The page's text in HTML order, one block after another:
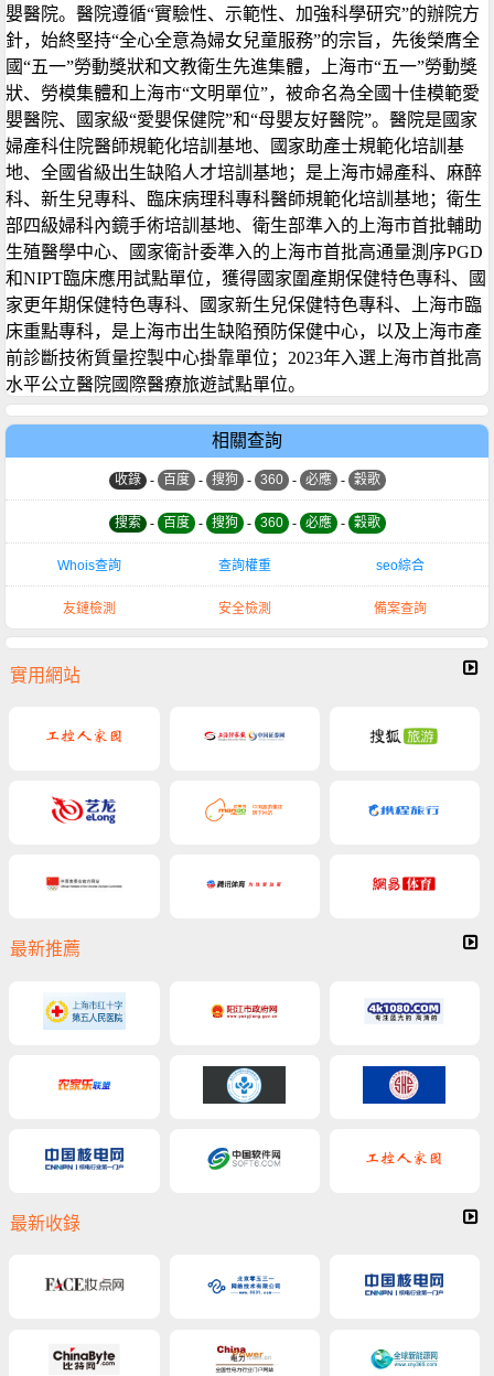
嬰醫院。醫院遵循“實驗性、示範性、加強科學研究”的辦院方
針，始終堅持“全心全意為婦女兒童服務”的宗旨，先後榮膺全
國“五一”勞動獎狀和文教衛生先進集體，上海市“五一”勞動獎
狀、勞模集體和上海市“文明單位”，被命名為全國十佳模範愛
嬰醫院、國家級“愛嬰保健院”和“母嬰友好醫院”。醫院是國家
婦產科住院醫師規範化培訓基地、國家助產士規範化培訓基
地、全國省級出生缺陷人才培訓基地；是上海市婦產科、麻醉
科、新生兒專科、臨床病理科專科醫師規範化培訓基地；衛生
部四級婦科內鏡手術培訓基地、衛生部準入的上海市首批輔助
生殖醫學中心、國家衛計委準入的上海市首批高通量測序PGD
和NIPT臨床應用試點單位，獲得國家圍產期保健特色專科、國
家更年期保健特色專科、國家新生兒保健特色專科、上海市臨
床重點專科，是上海市出生缺陷預防保健中心，以及上海市產
前診斷技術質量控製中心掛靠單位；2023年入選上海市首批高
水平公立醫院國際醫療旅遊試點單位。
相關查詢
收錄 - 百度 - 搜狗 - 360 - 必應 - 穀歌
搜索 - 百度 - 搜狗 - 360 - 必應 - 穀歌
Whois查詢 查詢權重 seo綜合
友鏈檢測 安全檢測 備案查詢
實用網站
最新推薦
最新收錄